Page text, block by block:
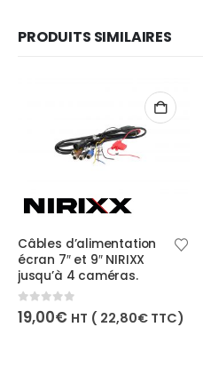
PRODUITS SIMILAIRES
d’alimentation
et 9″ NIRIXX
4 caméras.
HT (22,80€ TTC)
Câble
pour
out of 5
3,50